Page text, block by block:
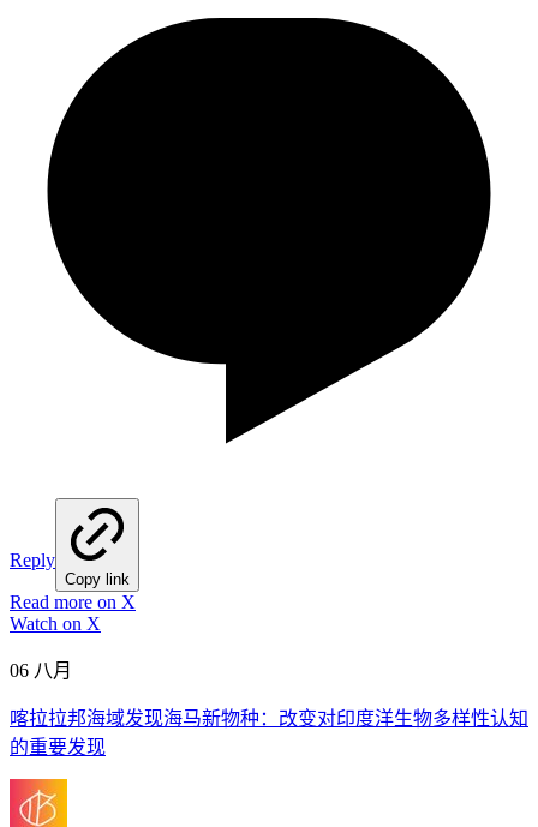
Reply
Copy link
Read more on X
Watch on X
06 八月
喀拉拉邦海域发现海马新物种：改变对印度洋生物多样性认知
的重要发现